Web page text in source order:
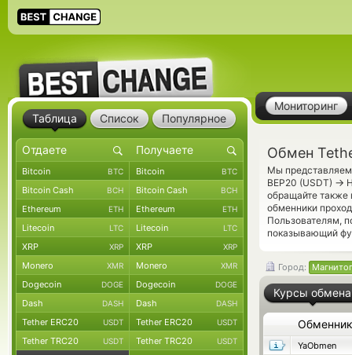
Мониторинг
Обмен
Мы представляем
BEP20 (USDT) →
обращайте также
обменники
Пользователям,
показывающий
Город:
Курсы обмена
Обменник
YaObmen
Таблица Список Популярное
Bitcoin BTC Bitcoin BTC
Bitcoin Cash BCH Bitcoin Cash BCH
Ethereum ETH Ethereum ETH
Litecoin LTC Litecoin LTC
XRP XRP XRP XRP
Monero XMR Monero XMR
Dogecoin DOGE Dogecoin DOGE
Dash DASH Dash DASH
Tether ERC20 USDT Tether ERC20 USDT
Tether TRC20 USDT Tether TRC20 USDT